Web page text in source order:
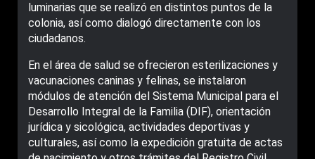
luminarias que se realizó en distintos puntos de la
colonia, así como dialogó directamente con los
ciudadanos.
En el área de salud se ofrecieron esterilizaciones y
vacunaciones caninas y felinas, se instalaron
módulos de atención del Sistema Municipal para el
Desarrollo Integral de la Familia (DIF), orientación
jurídica y sicológica, actividades deportivas y
culturales, así como la expedición gratuita de actas